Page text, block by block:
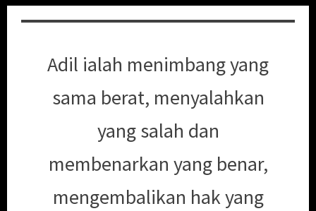
Adil ialah menimbang yang
sama berat, menyalahkan
yang salah dan
membenarkan yang benar,
mengembalikan hak yang